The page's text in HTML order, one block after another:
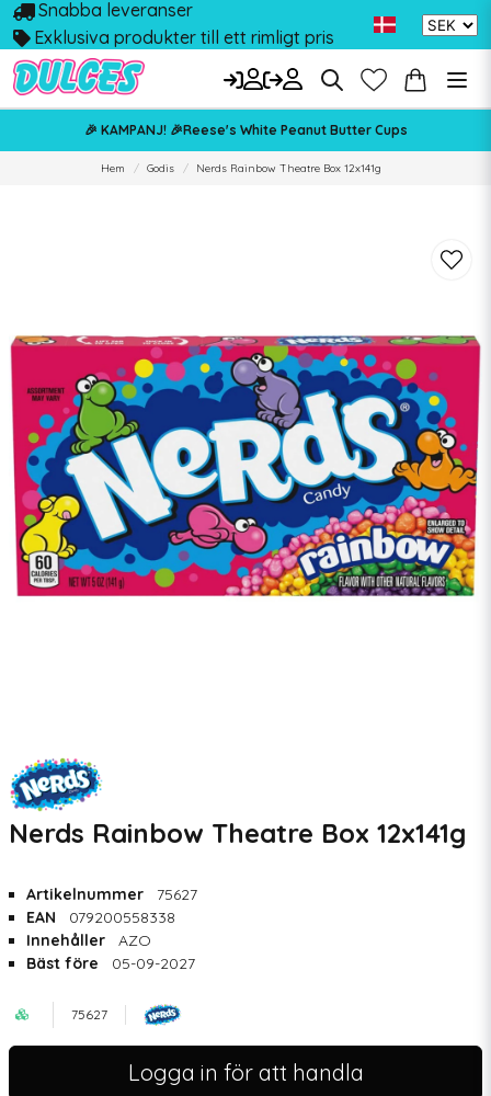
Snabba leveranser
Exklusiva produkter till ett rimligt pris
🎉 KAMPANJ! 🎉Reese's White Peanut Butter Cups
Hem Godis Nerds Rainbow Theatre Box 12x141g
Nerds Rainbow Theatre Box 12x141g
Artikelnummer
75627
EAN
079200558338
Innehåller
AZO
Bäst före
05-09-2027
75627
Logga in för att handla